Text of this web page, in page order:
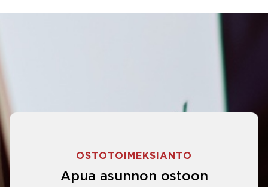
OSTOTOIMEKSIANTO
Apua asunnon ostoon